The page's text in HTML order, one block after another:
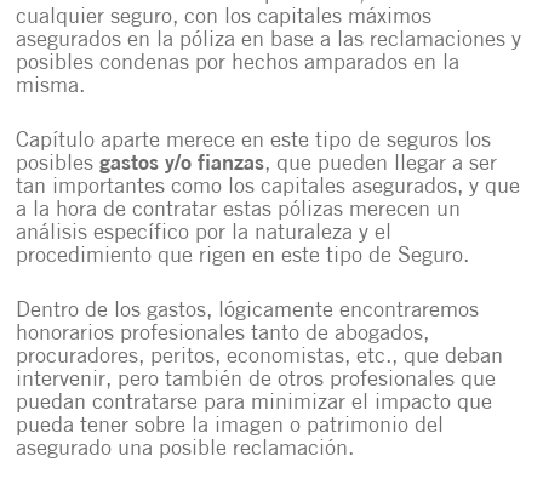
cualquier seguro, con los capitales máximos
asegurados en la póliza en base a las reclamaciones y
posibles condenas por hechos amparados en la
misma.
Capítulo aparte merece en este tipo de seguros los
posiblesgastos y/o fianzas, que pueden llegar a ser
tan importantes como los capitales asegurados, y que
a la hora de contratar estas pólizas merecen un
análisis específico por la naturaleza y el
procedimiento que rigen en este tipo de Seguro.
Dentro de los gastos, lógicamente encontraremos
honorarios profesionales tanto de abogados,
procuradores, peritos, economistas, etc., que deban
intervenir, pero también de otros profesionales que
puedan contratarse para minimizar el impacto que
pueda tener sobre la imagen o patrimonio del
asegurado una posible reclamación.